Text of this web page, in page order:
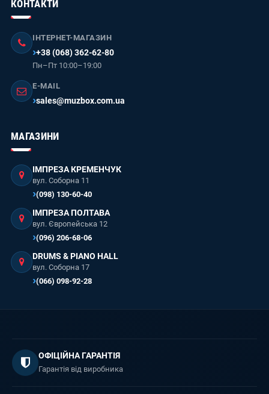
КОНТАКТИ
ІНТЕРНЕТ-МАГАЗИН
+38 (068) 362-62-80
Пн–Пт 10:00–19:00
E-MAIL
sales@muzbox.com.ua
МАГАЗИНИ
ІМПРЕЗА КРЕМЕНЧУК
вул. Соборна 11
(098) 130-60-40
ІМПРЕЗА ПОЛТАВА
вул. Європейська 12
(096) 206-68-06
DRUMS & PIANO HALL
вул. Соборна 17
(066) 098-92-28
ОФІЦІЙНА ГАРАНТІЯ
Гарантія від виробника